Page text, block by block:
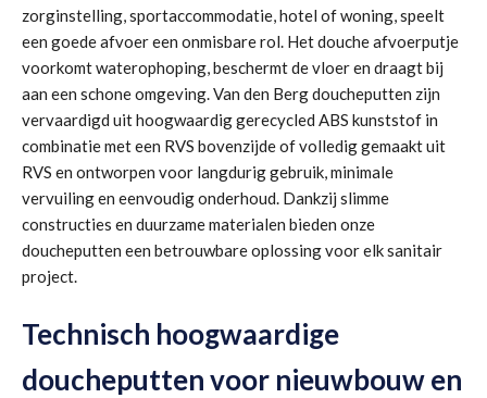
zorginstelling, sportaccommodatie, hotel of woning, speelt
een goede afvoer een onmisbare rol. Het douche afvoerputje
voorkomt waterophoping, beschermt de vloer en draagt bij
aan een schone omgeving. Van den Berg doucheputten zijn
vervaardigd uit hoogwaardig gerecycled ABS kunststof in
combinatie met een RVS bovenzijde of volledig gemaakt uit
RVS en ontworpen voor langdurig gebruik, minimale
vervuiling en eenvoudig onderhoud. Dankzij slimme
constructies en duurzame materialen bieden onze
doucheputten een betrouwbare oplossing voor elk sanitair
project.
Technisch hoogwaardige
doucheputten voor nieuwbouw en